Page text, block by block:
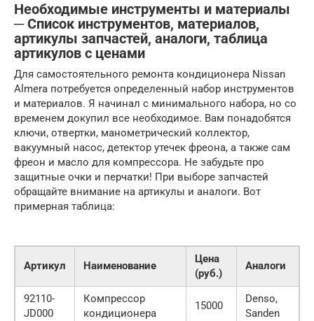
Необходимые инструменты и материалы
─ Список инструментов, материалов,
артикулы запчастей, аналоги, таблица
артикулов с ценами
Для самостоятельного ремонта кондиционера Nissan
Almera потребуется определенный набор инструментов
и материалов. Я начинал с минимального набора, но со
временем докупил все необходимое. Вам понадобятся
ключи, отвертки, манометрический коллектор,
вакуумный насос, детектор утечек фреона, а также сам
фреон и масло для компрессора. Не забудьте про
защитные очки и перчатки! При выборе запчастей
обращайте внимание на артикулы и аналоги. Вот
примерная таблица:
Артикул Наименование
Цена
(руб.)
Аналоги
92110-
JD000
Компрессор
кондиционера
15000
Denso,
Sanden